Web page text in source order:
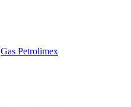
Gas Petrolimex